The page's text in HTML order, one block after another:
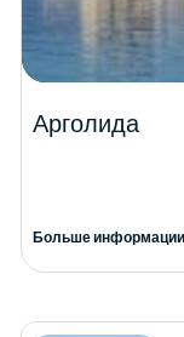
Арголида
Больше информации